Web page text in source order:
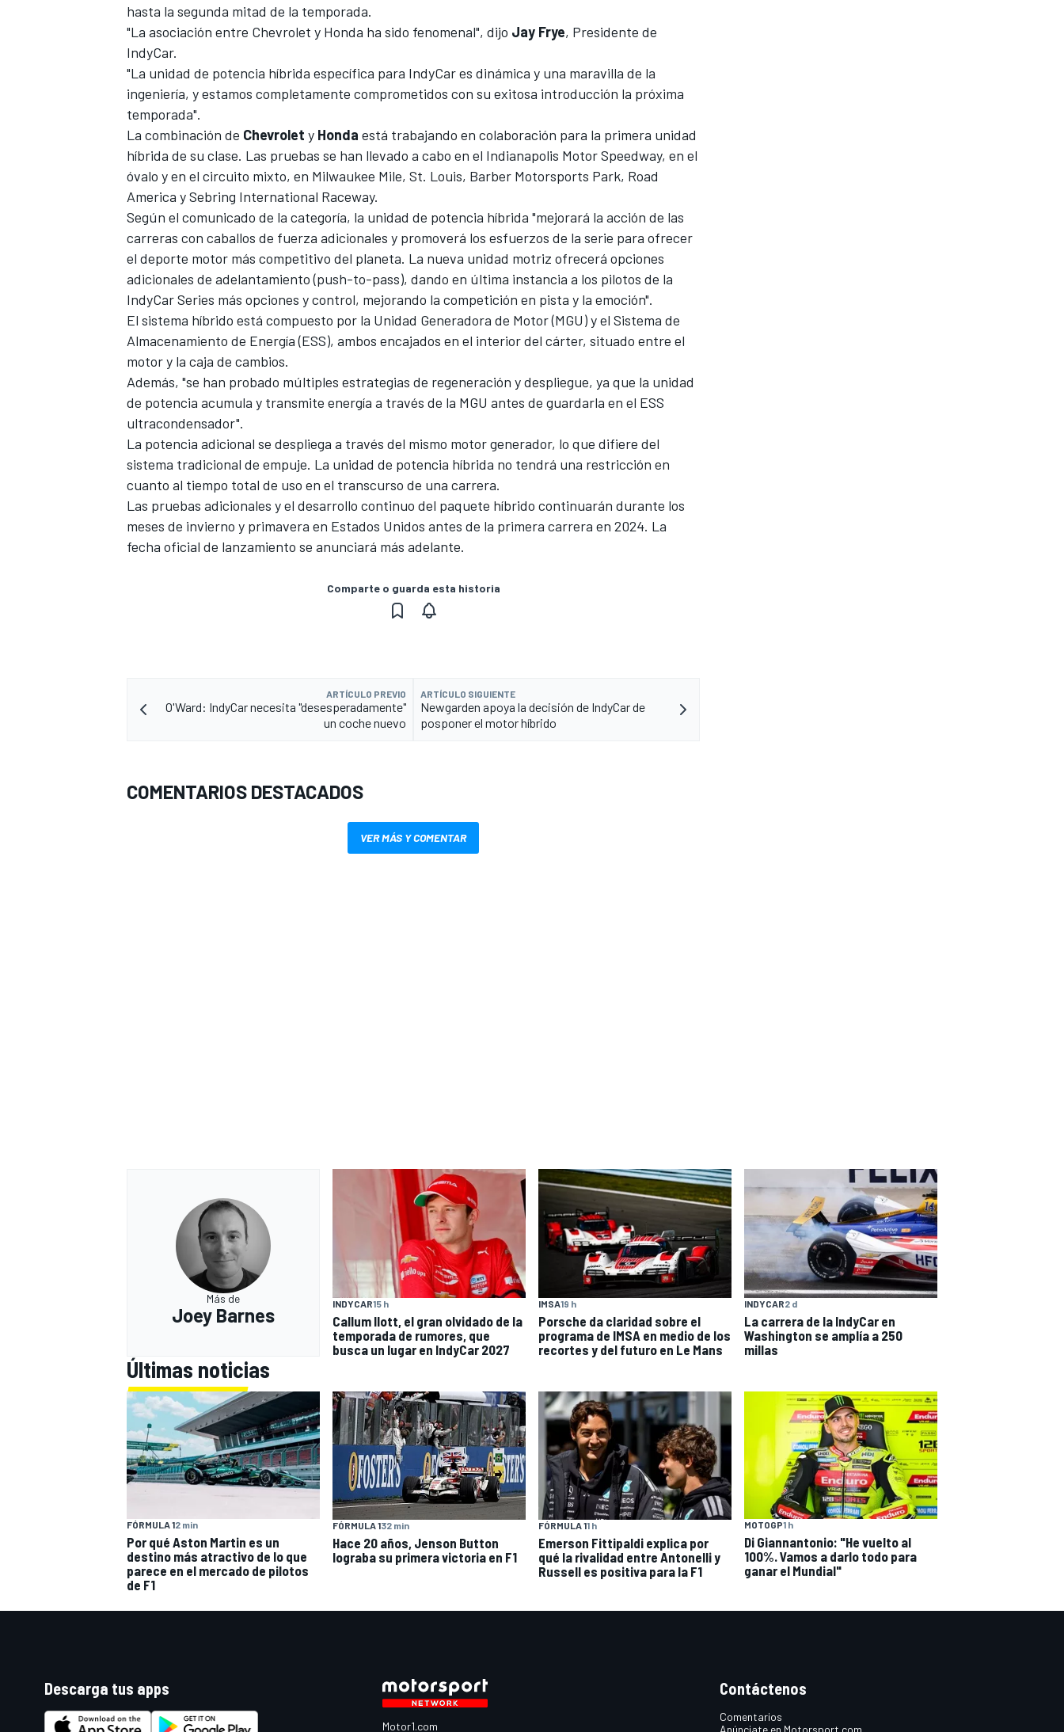
WRC
hasta la segunda mitad de la temporada.
"La asociación entre Chevrolet y Honda ha sido fenomenal", dijo Jay Frye, Presidente de
IndyCar.
"La unidad de potencia híbrida específica para IndyCar es dinámica y una maravilla de la
ingeniería, y estamos completamente comprometidos con su exitosa introducción la próxima
temporada".
La combinación de Chevrolet y Honda está trabajando en colaboración para la primera unidad
híbrida de su clase. Las pruebas se han llevado a cabo en el Indianapolis Motor Speedway, en el
óvalo y en el circuito mixto, en Milwaukee Mile, St. Louis, Barber Motorsports Park, Road
America y Sebring International Raceway.
Según el comunicado de la categoría, la unidad de potencia híbrida "mejorará la acción de las
carreras con caballos de fuerza adicionales y promoverá los esfuerzos de la serie para ofrecer
el deporte motor más competitivo del planeta. La nueva unidad motriz ofrecerá opciones
adicionales de adelantamiento (push-to-pass), dando en última instancia a los pilotos de la
IndyCar Series más opciones y control, mejorando la competición en pista y la emoción".
El sistema híbrido está compuesto por la Unidad Generadora de Motor (MGU) y el Sistema de
Almacenamiento de Energía (ESS), ambos encajados en el interior del cárter, situado entre el
motor y la caja de cambios.
Además, "se han probado múltiples estrategias de regeneración y despliegue, ya que la unidad
de potencia acumula y transmite energía a través de la MGU antes de guardarla en el ESS
ultracondensador".
La potencia adicional se despliega a través del mismo motor generador, lo que difiere del
sistema tradicional de empuje. La unidad de potencia híbrida no tendrá una restricción en
cuanto al tiempo total de uso en el transcurso de una carrera.
Las pruebas adicionales y el desarrollo continuo del paquete híbrido continuarán durante los
meses de invierno y primavera en Estados Unidos antes de la primera carrera en 2024. La
fecha oficial de lanzamiento se anunciará más adelante.
Comparte o guarda esta historia
ARTÍCULO PREVIO
O'Ward: IndyCar necesita "desesperadamente"
un coche nuevo
ARTÍCULO SIGUIENTE
Newgarden apoya la decisión de IndyCar de
posponer el motor híbrido
COMENTARIOS DESTACADOS
VER MÁS Y COMENTAR
Más de
Joey Barnes
INDYCAR15 h
Callum Ilott, el gran olvidado de la
temporada de rumores, que
busca un lugar en IndyCar 2027
IMSA19 h
Porsche da claridad sobre el
programa de IMSA en medio de los
recortes y del futuro en Le Mans
INDYCAR2 d
La carrera de la IndyCar en
Washington se amplía a 250
millas
Últimas noticias
FÓRMULA 12 min
Por qué Aston Martin es un
destino más atractivo de lo que
parece en el mercado de pilotos
de F1
FÓRMULA 132 min
Hace 20 años, Jenson Button
lograba su primera victoria en F1
FÓRMULA 11 h
Emerson Fittipaldi explica por
qué la rivalidad entre Antonelli y
Russell es positiva para la F1
MOTOGP1 h
Di Giannantonio: "He vuelto al
100%. Vamos a darlo todo para
ganar el Mundial"
Descarga tus apps
Motor1.com
Contáctenos
Comentarios